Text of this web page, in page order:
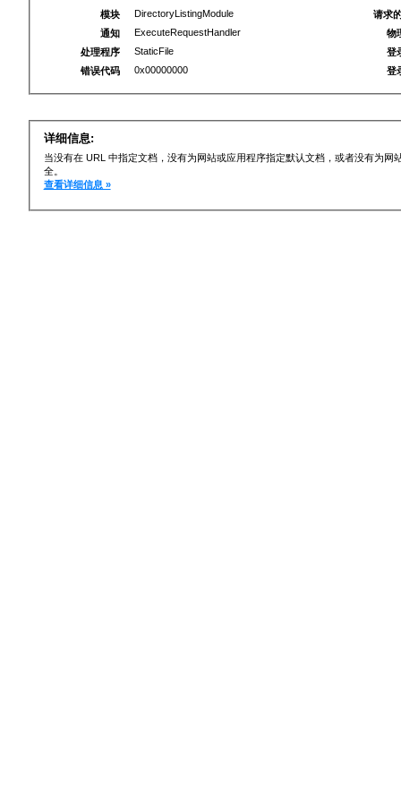
模块
DirectoryListingModule
通知
ExecuteRequestHandler
处理程序
StaticFile
错误代码
0x00000000
请求
物
登
登
详细信息:
当没有在 URL 中指定文档，没有为网站或应用程序指定默认文档，或者没有为
全。
查看详细信息 »